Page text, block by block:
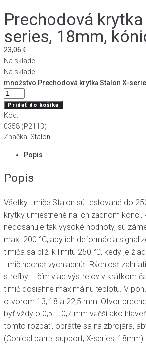
Prechodová
series, 18mm,
23,06 €
Na sklade
Na sklade
množstvo Prechodová krytka Stalon X-
Pridať do košíka
Kód:
0358 (P2113)
Značka: Stalon
Popis
Popis
Všetky tlmiče Stalon sú testované do
krytky umiestnené na ich zadnom konci,
nedosahuje tak vysoké hodnoty, sú
max. 200 °C, aby ich deformácia
tlmiča sa blíži k limitu 250 °C, kedy je
tlmič nechať vychladnúť. Rýchlosť
streľby – čím viac výstrelov v krátkom
tlmič dosiahne maximálnu teplotu. V
otvorom 13, 18 a 22,5 mm. Otvor
byť vždy o 0,5 – 0,7 mm väčší ako
tomto rozpätí, obráťte sa na zbrojára,
(Conical barrel support, X-series, 18mm)